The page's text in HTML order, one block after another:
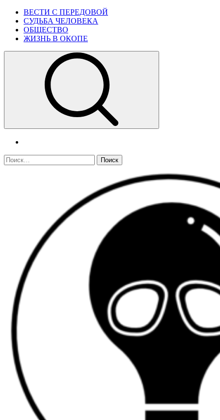
Skip
content
Primary
Menu
ВЕСТИ С ПЕРЕДОВОЙ
СУДЬБА ЧЕЛОВЕКА
ОБЩЕСТВО
ЖИЗНЬ В ОКОПЕ
Найти: